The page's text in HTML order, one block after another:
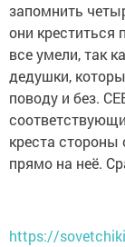
запомнить
они креститься
все умели, так
дедушки,
поводу и без.
креста стороны
прямо на неё.
https://